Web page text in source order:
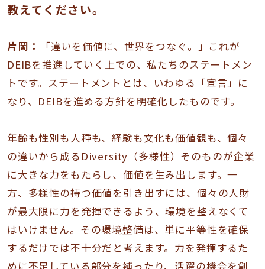
教えてください。
片岡：
「違いを価値に、世界をつなぐ。」これが
DEIBを推進していく上での、私たちのステートメン
トです。ステートメントとは、いわゆる「宣言」に
なり、DEIBを進める方針を明確化したものです。
年齢も性別も人種も、経験も文化も価値観も、個々
の違いから成るDiversity（多様性）そのものが企業
に大きな力をもたらし、価値を生み出します。一
方、多様性の持つ価値を引き出すには、個々の人財
が最大限に力を発揮できるよう、環境を整えなくて
はいけません。その環境整備は、単に平等性を確保
するだけでは不十分だと考えます。力を発揮するた
めに不足している部分を補ったり、活躍の機会を創